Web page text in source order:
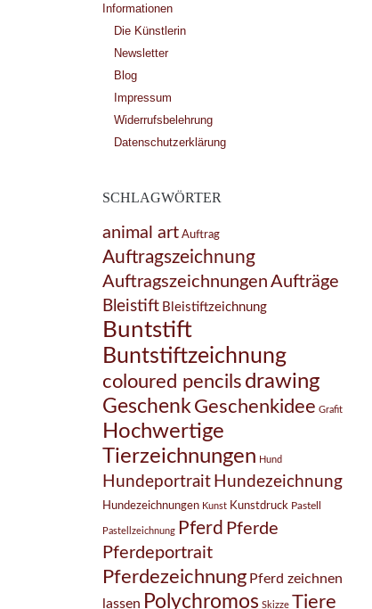
Informationen
Die Künstlerin
Newsletter
Blog
Impressum
Widerrufsbelehrung
Datenschutzerklärung
SCHLAGWÖRTER
animal art Auftrag
Auftragszeichnung
Auftragszeichnungen Aufträge
Bleistift Bleistiftzeichnung
Buntstift
Buntstiftzeichnung
coloured pencils drawing
Geschenk Geschenkidee Grafit
Hochwertige
Tierzeichnungen Hund
Hundeportrait Hundezeichnung
Hundezeichnungen Kunst Kunstdruck Pastell
Pastellzeichnung Pferd Pferde
Pferdeportrait
Pferdezeichnung Pferd zeichnen
lassen Polychromos Skizze Tiere